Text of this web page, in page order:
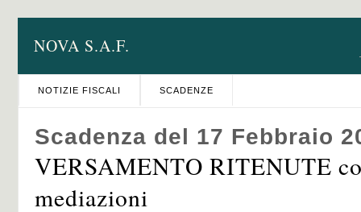
NOVA S.A.F.
NOTIZIE FISCALI SCADENZE
Scadenza del 17 Febbraio
VERSAMENTO RITENUTE
mediazioni